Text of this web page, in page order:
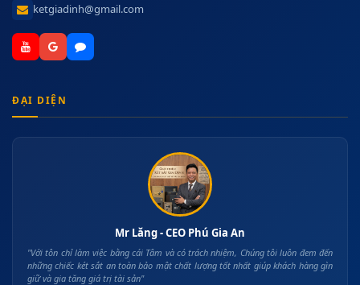
ketgiadinh@gmail.com
ĐẠI DIỆN
Mr Lăng - CEO Phú Gia An
"Với tôn chỉ làm việc bằng cái Tâm và có trách nhiệm, Chúng tôi luôn đem đến
những chiếc két sắt an toàn bảo mật chất lượng tốt nhất giúp khách hàng gìn
giữ và gia tăng giá trị tài sản"